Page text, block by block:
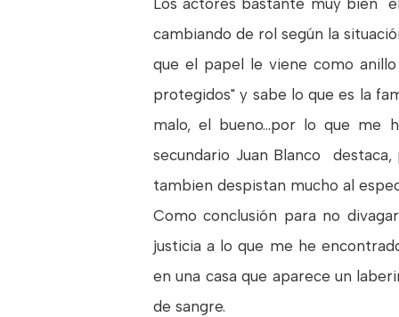
Los actores bastante muy bien
cambiando de rol según la
que el papel le viene como
protegidos" y sabe lo que es la
malo, el bueno...por lo que me
secundario Juan Blanco
tambien despistan mucho al
Como conclusión para no
justicia a lo que me he
en una casa que aparece un
de sangre.